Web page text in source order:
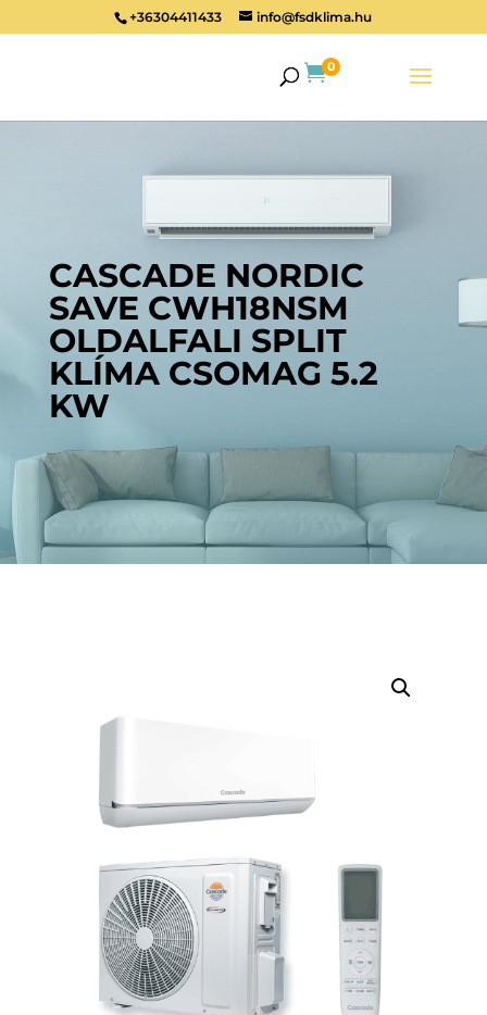
+36304411433 info@fsdklima.hu
0
CASCADE NORDIC
SAVE CWH18NSM
OLDALFALI SPLIT
KLÍMA CSOMAG 5.2
KW